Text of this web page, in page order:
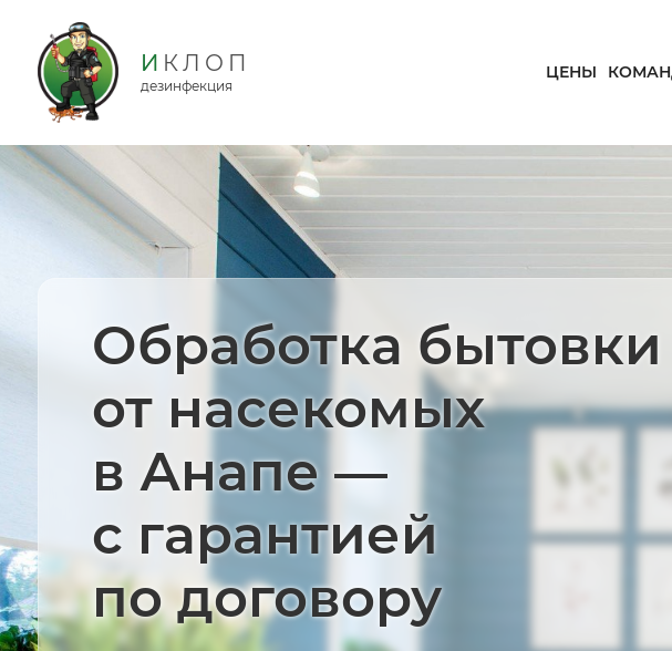
дезинфекция
ЦЕНЫ
Обработка бытовки
от насекомых
в Анапе —
с гарантией
по договору